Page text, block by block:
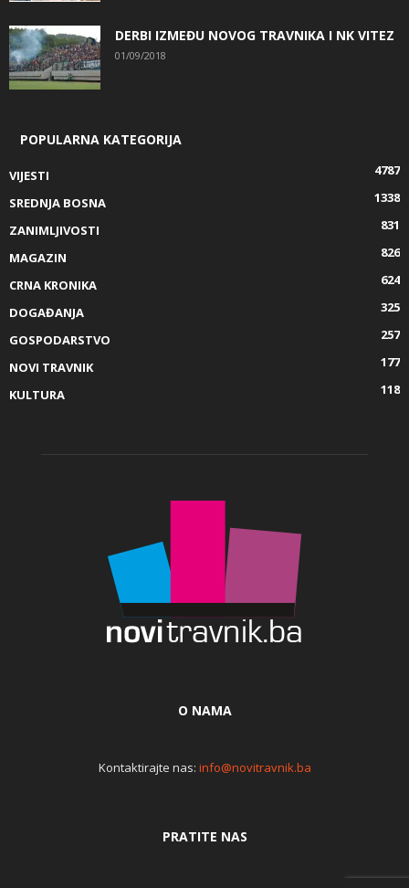
DERBI IZMEĐU NOVOG TRAVNIKA I NK VITEZ
01/09/2018
POPULARNA KATEGORIJA
VIJESTI
4787
SREDNJA BOSNA
1338
ZANIMLJIVOSTI
831
MAGAZIN
826
CRNA KRONIKA
624
DOGAĐANJA
325
GOSPODARSTVO
257
NOVI TRAVNIK
177
KULTURA
118
O NAMA
Kontaktirajte nas: info@novitravnik.ba
PRATITE NAS